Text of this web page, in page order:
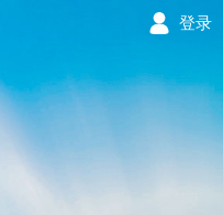
登录